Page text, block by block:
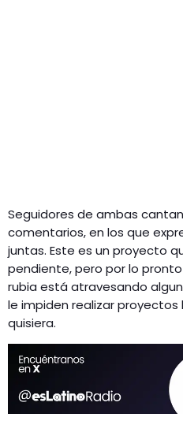
Seguidores de ambas
comentarios, en los que
juntas. Este es un proyecto
pendiente, pero por lo
rubia está atravesando
le impiden realizar
quisiera.